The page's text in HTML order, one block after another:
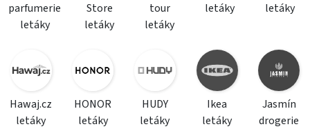
parfumerie
letáky
Store
letáky
tour
letáky
letáky
letáky
Hawaj.cz
letáky
HONOR
letáky
HUDY
letáky
Ikea
letáky
Jasmín
drogerie